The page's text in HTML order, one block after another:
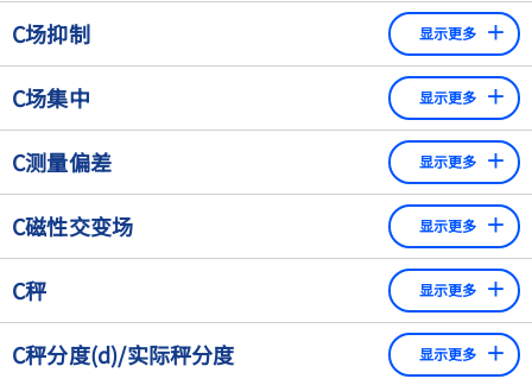
CE标识表明所标记的仪器符合所有适用的欧洲指令。以下是
适用于称重仪器的规定。低电压指令2006/95/EC（如适
用），EMC指令2014/30/EU，非自动称重仪器指令
2009/23/EC（如适用），ATEX 95指令94/9/EC（如适用），
测量仪器指令2004/22/EC（如适用），机械指令
2006/42/EC（如适用），及其它。
C场抑制 显示更多
对于抗磁性和顺磁性金属（不锈钢和有色金属），由于磁导
率的原因，不存在场集中。事实上，发射器的交变场在这些
金属中会感应出电压。电流的形成取决于导电性；在这种情
况下，我们也指"涡流形成"，这反过来又产生了一个磁场。
C场集中 显示更多
由所有铁磁性金属（铁）和铁氧体引起的磁场线的集中。
C测量偏差 显示更多
C磁性交变场 显示更多
C秤 显示更多
根据重力对物体的影响来确定物体质量的测量设备。根据功
能过程的不同，分为自动和非自动两种。
C秤分度(d)/实际秤分度 显示更多